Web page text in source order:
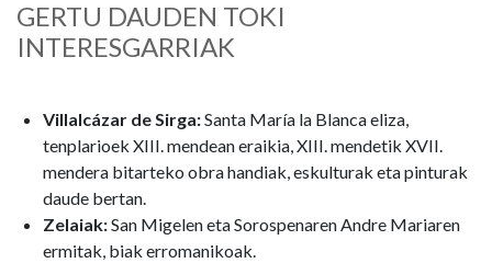
GERTU DAUDEN TOKI
INTERESGARRIAK
Villalcázar de Sirga:Santa María la Blanca eliza,
tenplarioek XIII. mendean eraikia, XIII. mendetik XVII.
mendera bitarteko obra handiak, eskulturak eta pinturak
daude bertan.
Zelaiak:San Migelen eta Sorospenaren Andre Mariaren
ermitak, biak erromanikoak.